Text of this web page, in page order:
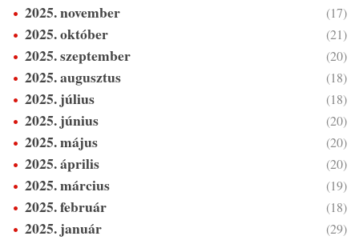
2025. november
(17)
2025. október (21)
2025. szeptember (20)
2025. augusztus (18)
2025. július (18)
2025. június (20)
2025. május (20)
2025. április (20)
2025. március (19)
2025. február (18)
2025. január (29)